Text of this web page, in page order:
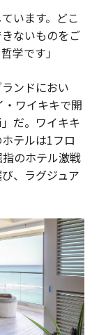
います。どこ
ないものをご
学です」
ンドにおい
ワイキキで開
だ。ワイキキ
テルは1フロ
のホテル激戦
、ラグジュア